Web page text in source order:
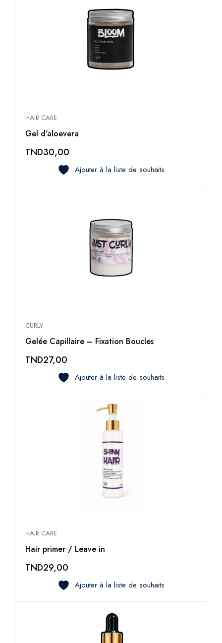
HAIR CARE
Gel d’aloevera
TND30,00
Ajouter à la liste de souhaits
CURLY
Gelée Capillaire – Fixation Boucles
TND27,00
Ajouter à la liste de souhaits
HAIR CARE
Hair primer / Leave in
TND29,00
Ajouter à la liste de souhaits